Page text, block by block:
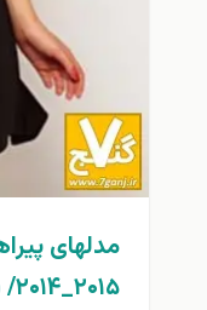
مدلهای
۲۰۱۵_۲۰۱۴/ سری 5